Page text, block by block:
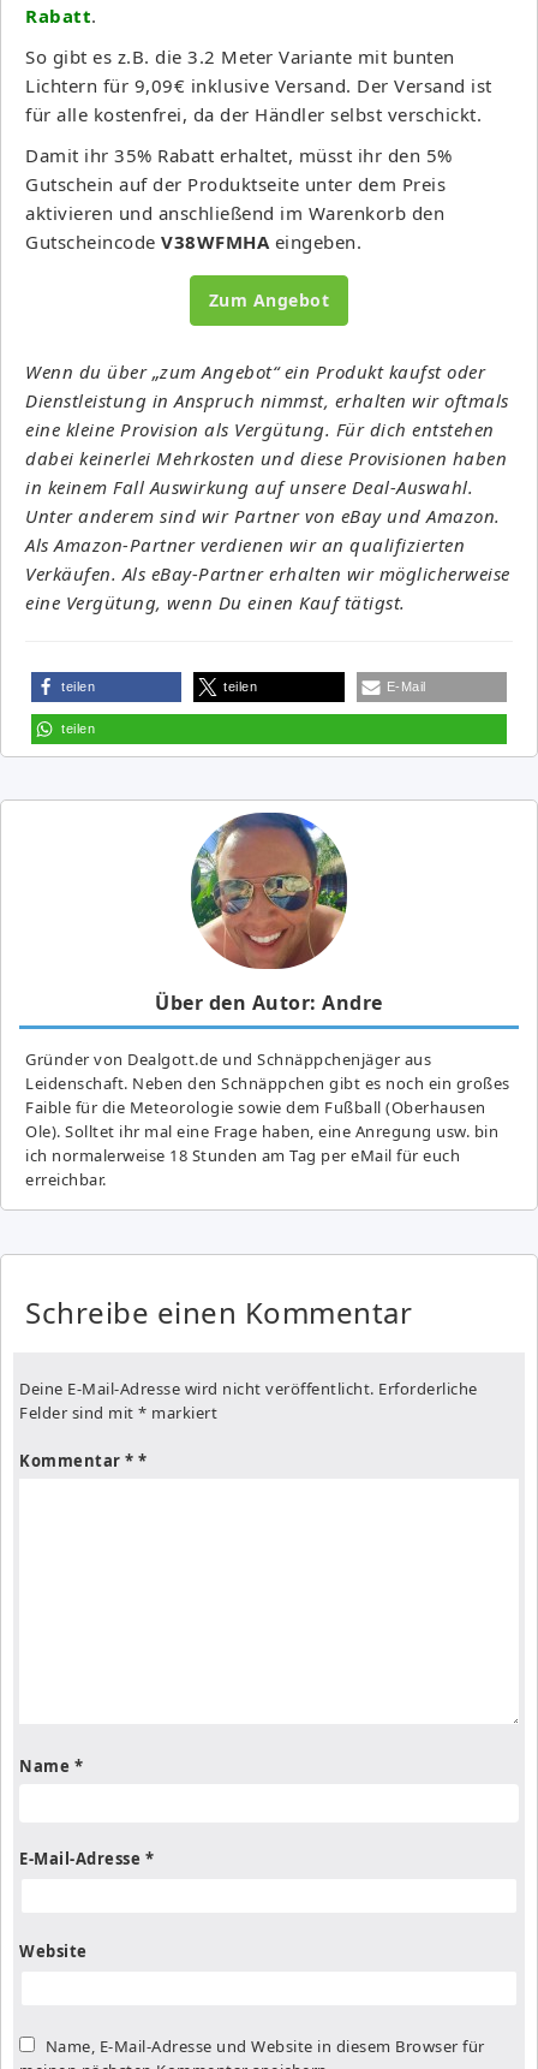
Rabatt.
So gibt es z.B. die 3.2 Meter Variante mit bunten
Lichtern für 9,09€ inklusive Versand. Der Versand ist
für alle kostenfrei, da der Händler selbst verschickt.
Damit ihr 35% Rabatt erhaltet, müsst ihr den 5%
Gutschein auf der Produktseite unter dem Preis
aktivieren und anschließend im Warenkorb den
Gutscheincode V38WFMHA eingeben.
Zum Angebot
Wenn du über „zum Angebot“ ein Produkt kaufst oder
Dienstleistung in Anspruch nimmst, erhalten wir oftmals
eine kleine Provision als Vergütung. Für dich entstehen
dabei keinerlei Mehrkosten und diese Provisionen haben
in keinem Fall Auswirkung auf unsere Deal-Auswahl.
Unter anderem sind wir Partner von eBay und Amazon.
Als Amazon-Partner verdienen wir an qualifizierten
Verkäufen. Als eBay-Partner erhalten wir möglicherweise
eine Vergütung, wenn Du einen Kauf tätigst.
teilen teilen E-Mail
teilen
Über den Autor: Andre
Gründer von Dealgott.de und Schnäppchenjäger aus
Leidenschaft. Neben den Schnäppchen gibt es noch ein großes
Fai­ble für die Meteorologie sowie dem Fußball (Oberhausen
Ole). Solltet ihr mal eine Frage haben, eine Anregung usw. bin
ich normalerweise 18 Stunden am Tag per eMail für euch
erreichbar.
Schreibe einen Kommentar
Deine E-Mail-Adresse wird nicht veröffentlicht. Erforderliche
Felder sind mit * markiert
Kommentar *
Name *
E-Mail-Adresse *
Website
Name, E-Mail-Adresse und Website in diesem Browser für